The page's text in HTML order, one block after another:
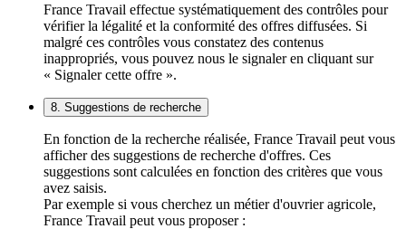
France Travail effectue systématiquement des contrôles pour
vérifier la légalité et la conformité des offres diffusées. Si
malgré ces contrôles vous constatez des contenus
inappropriés, vous pouvez nous le signaler en cliquant sur
« Signaler cette offre ».
8. Suggestions de recherche
En fonction de la recherche réalisée, France Travail peut vous
afficher des suggestions de recherche d'offres. Ces
suggestions sont calculées en fonction des critères que vous
avez saisis.
Par exemple si vous cherchez un métier d'ouvrier agricole,
France Travail peut vous proposer :